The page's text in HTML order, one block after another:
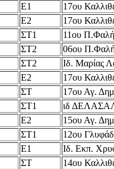
Ε1 17ου
Ε2 17ου
ΣΤ1 11ου
ΣΤ2 06ου
ΣΤ2 Ιδ. Μαρίας
Ε2 17ου
ΣΤ 17ου Αγ.
ΣΤ1 ιδ
Ε2 15ου Αγ.
ΣΤ1 12ου
Ε1 Ιδ. Εκπ.
ΣΤ 14ου